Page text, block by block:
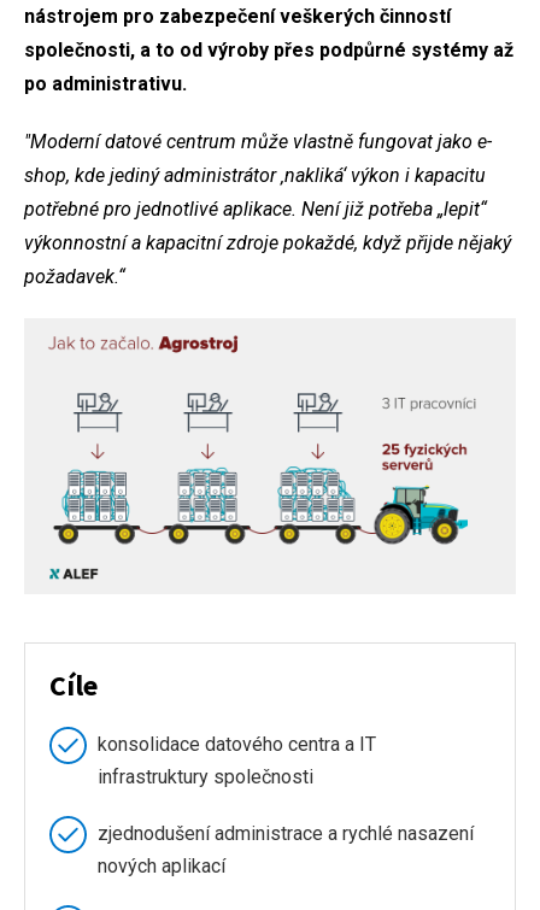
nástrojem pro zabezpečení veškerých činností
společnosti, a to od výroby přes podpůrné systémy až
po administrativu.
"Moderní datové centrum může vlastně fungovat jako e-
shop, kde jediný administrátor ‚nakliká‘ výkon i kapacitu
potřebné pro jednotlivé aplikace. Není již potřeba „lepit“
výkonnostní a kapacitní zdroje pokaždé, když přijde nějaký
požadavek.“
Cíle
konsolidace datového centra a IT
infrastruktury společnosti
zjednodušení administrace a rychlé nasazení
nových aplikací